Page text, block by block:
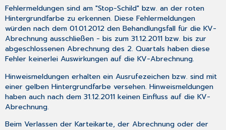
Fehlermeldungen sind am "Stop-Schild" bzw. an der roten
Hintergrundfarbe zu erkennen. Diese Fehlermeldungen
würden nach dem 01.01.2012 den Behandlungsfall für die KV-
Abrechnung ausschließen - bis zum 31.12.2011 bzw. bis zur
abgeschlossenen Abrechnung des 2. Quartals haben diese
Fehler keinerlei Auswirkungen auf die KV-Abrechnung.
Hinweismeldungen erhalten ein Ausrufezeichen bzw. sind mit
einer gelben Hintergrundfarbe versehen. Hinweismeldungen
haben auch nach dem 31.12.2011 keinen Einfluss auf die KV-
Abrechnung.
Beim Verlassen der Karteikarte, der Abrechnung oder der